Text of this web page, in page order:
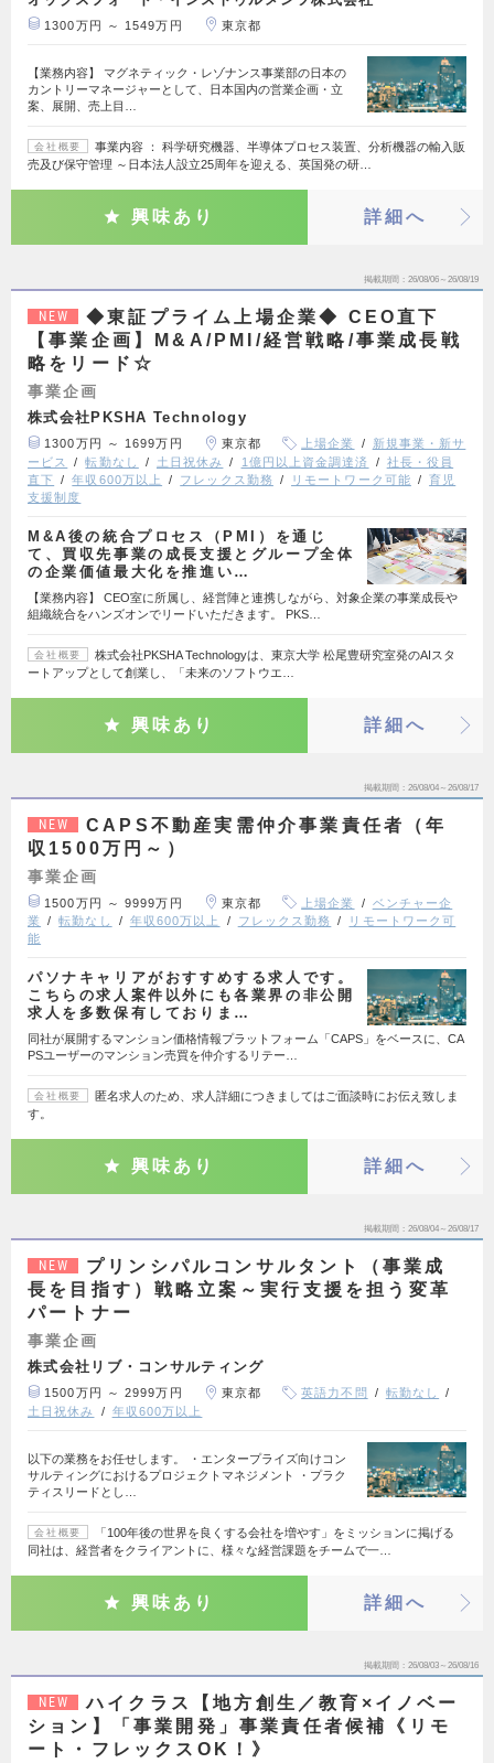
1300万円 ～ 1549万円 東京都
【業務内容】 マグネティック・レゾナンス事業部の日本の
カントリーマネージャーとして、日本国内の営業企画・立
案、展開、売上目…
会社概要
事業内容 ： 科学研究機器、半導体プロセス装置、分析機器の輸入販
売及び保守管理 ～日本法人設立25周年を迎える、英国発の研…
興味あり 詳細へ
掲載期間 26/08/06～26/08/19
NEW
◆東証プライム上場企業◆ CEO直下
【事業企画】M&A/PMI/経営戦略/事業成長戦
略をリード☆
事業企画
株式会社PKSHA Technology
1300万円 ～ 1699万円 東京都 上場企業
新規事業・新サ
ービス
転勤なし 土日祝休み 1億円以上資金調達済
社長・役員
直下
年収600万以上 フレックス勤務 リモートワーク可能
育児
支援制度
M&A後の統合プロセス（PMI）を通じ
て、買収先事業の成長支援とグループ全体
の企業価値最大化を推進い…
【業務内容】 CEO室に所属し、経営陣と連携しながら、対象企業の事業成長や
組織統合をハンズオンでリードいただきます。 PKS…
会社概要
株式会社PKSHA Technologyは、東京大学 松尾豊研究室発のAIスタ
ートアップとして創業し、「未来のソフトウエ…
興味あり 詳細へ
掲載期間 26/08/04～26/08/17
NEW
CAPS不動産実需仲介事業責任者（年
収1500万円～）
事業企画
1500万円 ～ 9999万円 東京都 上場企業
ベンチャー企
業
転勤なし 年収600万以上 フレックス勤務
リモートワーク可
能
パソナキャリアがおすすめする求人です。
こちらの求人案件以外にも各業界の非公開
求人を多数保有しておりま…
同社が展開するマンション価格情報プラットフォーム「CAPS」をベースに、CA
PSユーザーのマンション売買を仲介するリテー…
会社概要
匿名求人のため、求人詳細につきましてはご面談時にお伝え致しま
す。
興味あり 詳細へ
掲載期間 26/08/04～26/08/17
NEW
プリンシパルコンサルタント（事業成
長を目指す）戦略立案～実行支援を担う変革
パートナー
事業企画
株式会社リブ・コンサルティング
1500万円 ～ 2999万円 東京都 英語力不問
転勤なし
土日祝休み
年収600万以上
以下の業務をお任せします。 ・エンタープライズ向けコン
サルティングにおけるプロジェクトマネジメント ・プラク
ティスリードとし…
会社概要
「100年後の世界を良くする会社を増やす」をミッションに掲げる
同社は、経営者をクライアントに、様々な経営課題をチームで一…
興味あり 詳細へ
掲載期間 26/08/03～26/08/16
NEW
ハイクラス【地方創生／教育×イノベー
ション】「事業開発」事業責任者候補《リモ
ート・フレックスOK！》